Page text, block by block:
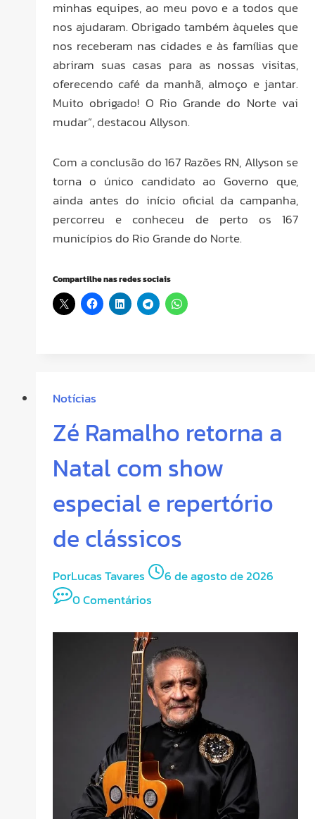
minhas equipes, ao meu povo e a todos que
nos ajudaram. Obrigado também àqueles que
nos receberam nas cidades e às famílias que
abriram suas casas para as nossas visitas,
oferecendo café da manhã, almoço e jantar.
Muito obrigado! O Rio Grande do Norte vai
mudar”, destacou Allyson.
Com a conclusão do 167 Razões RN, Allyson se
torna o único candidato ao Governo que,
ainda antes do início oficial da campanha,
percorreu e conheceu de perto os 167
municípios do Rio Grande do Norte.
Compartilhe nas redes sociais
Notícias
Zé Ramalho retorna a
Natal com show
especial e repertório
de clássicos
PorLucas Tavares
6 de agosto de 2026
0 Comentários